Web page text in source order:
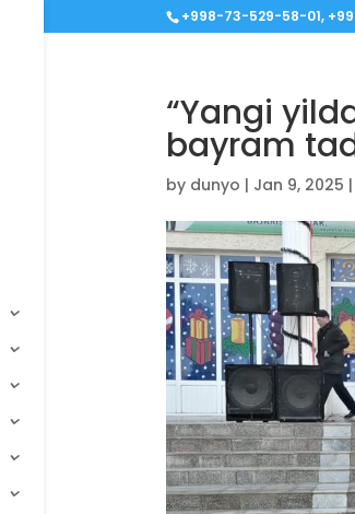
+998-73-529-58-01,
“Yangi
bayram
by dunyo | Jan 9, 2025 |